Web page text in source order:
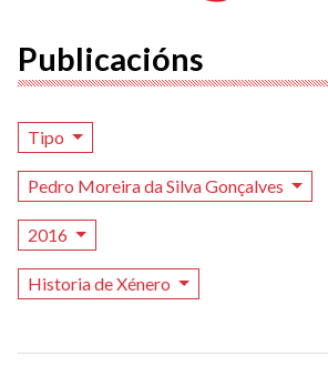
Publicacións
Tipo
Pedro Moreira da Silva Gonçalves
2016
Historia de Xénero